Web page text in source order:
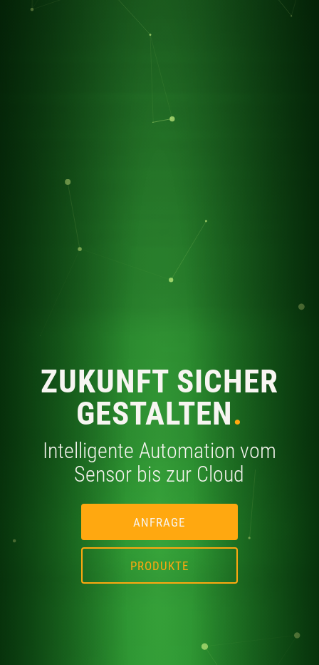
ZUKUNFT SICHER
GESTALTEN.
Intelligente Automation vom
Sensor bis zur Cloud
ANFRAGE
PRODUKTE